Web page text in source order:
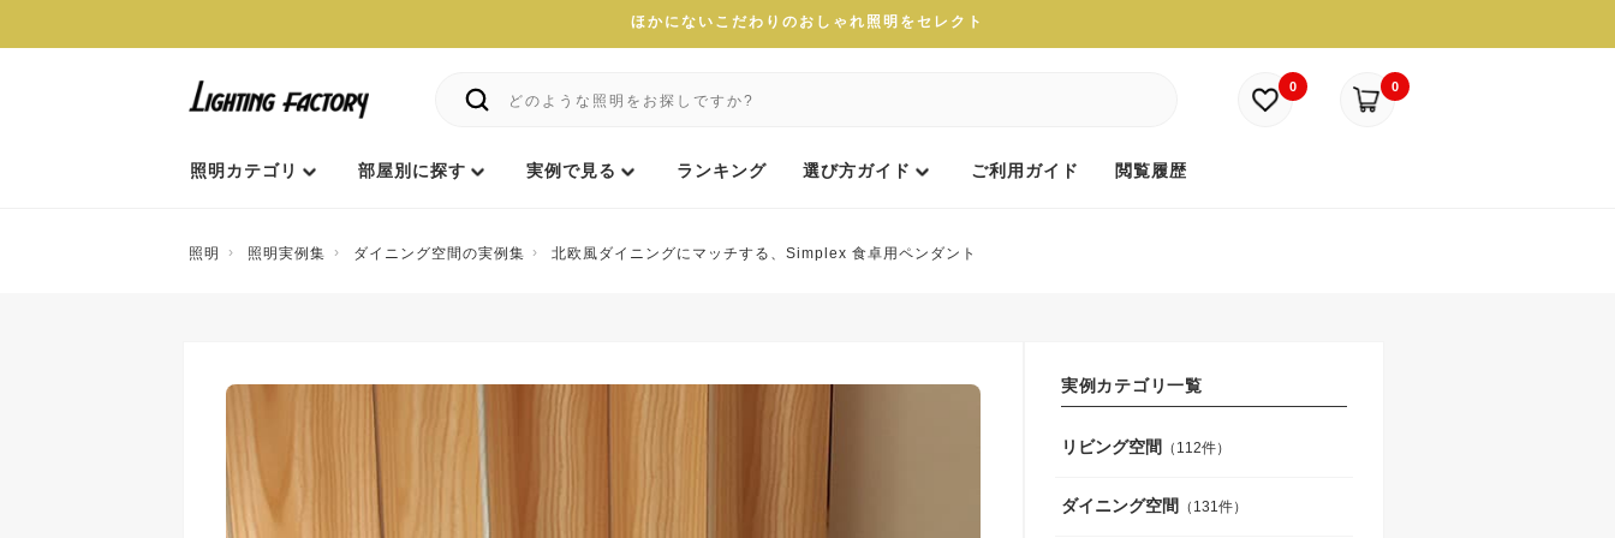
ほかにないこだわりのおしゃれ照明をセレクト
0 0
照明カテゴリ 部屋別に探す 実例で見る ランキング 選び方ガイド ご利用ガイド 閲覧履歴
照明 照明実例集 ダイニング空間の実例集 北欧風ダイニングにマッチする、Simplex 食卓用ペンダント
実例カテゴリ一覧
リビング空間 （112件）
ダイニング空間 （131件）